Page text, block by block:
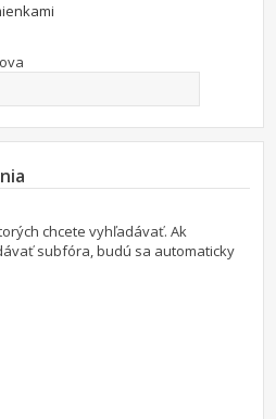
chcete vyhľadávať. Ak
subfóra, budú sa automaticky